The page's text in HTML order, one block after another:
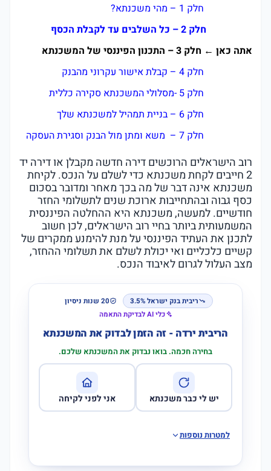
חלק 1 – מהי משכנתא?
חלק 2 – כל השלבים עד לקבלת הכסף
אתה כאן ← חלק 3 – התכנון הפיננסי של המשכנתא
חלק 4 – קבלת אישור עקרוני מהבנק
חלק 5 -מסלולי המשכנתא סקירה כללית
חלק 6 – בניית תמהיל למשכנתא שלך
חלק 7 – משא ומתן מול הבנק וסגירת העסקה
רוב הישראלים הרוכשים דירה חדשה מקבלן או דירה יד
2 חייבים לקחת משכנתא כדי לשלם על הנכס. לקיחת
משכנתא אינה דבר של מה בכך מאחר ומדובר בסכום
כסף גבוה ובהתחייבות ארוכת שנים לתשלומי החזר
חודשיים. למעשה, משכנתא היא ההחלטה הפיננסית
המשמעותית ביותר בחיי רוב הישראלים, לכן חשוב
לתכנן את העתיד הפיננסי על מנת להימנע ממקרים של
קשיים כלכליים ואי יכולת לשלם את תשלומי ההחזר,
מצב העלול לגרום לאיבוד הנכס.
ריבית בנק ישראל 3.5%
20 שנות ניסיון
כלי AI לבדיקת התאמה
הריבית ירדה - זה הזמן לבדוק את המשכנתא
בחירה חכמה. בואו נבדוק את המשכנתא שלכם.
יש לי כבר משכנתא אני לפני לקיחה
למטרות נוספות